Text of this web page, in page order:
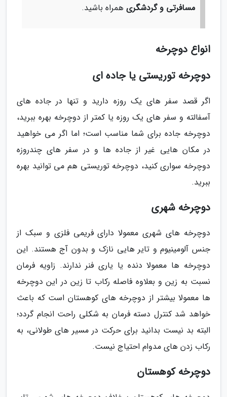
مسافرتی و گردشگری همراه باشید.
انواع دوچرخه
دوچرخه توریستی یا جاده ای
اگر قصد سفر های یک روزه دارید و تنها در جاده های
آسفالته و سفر های یک روزه یا کمتر از دوچرخه بهره ببرید،
دوچرخه جاده برای شما مناسب است؛ اما اگر می خواهید
در مکان هایی غیر از جاده ها و در سفر های چندروزه
دوچرخه سواری کنید، دوچرخه توریستی هم می توانید بهره
ببرید.
دوچرخه شهری
دوچرخه های شهری معمولا دارای فریمی فلزی و سبک از
جنس آلومینیوم و تایر هایی نازک و بدون آج هستند. این
دوچرخه ها معمولا دنده یا یاری فنر ندارند. زاویه فرمان
نسبت به زین و بعلاوه فاصله رکاب تا زین در این دوچرخه
ها معمولا بیشتر از دوچرخه های کوهستان است که باعث
خواهد شد کنترل دسته فرمان به شکلی راحت انجام گردد؛
البته بد نیست بدانید برای حرکت در مسیر های طولانی، به
رکاب زدن های مدوام احتیاج نیست.
دوچرخه کوهستان